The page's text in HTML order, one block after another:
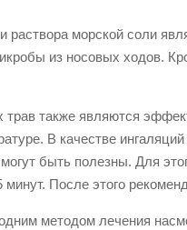
раствора морской соли
из носовых ходов.
трав также являются
В качестве
быть полезны. Для
После этого
методом лечения